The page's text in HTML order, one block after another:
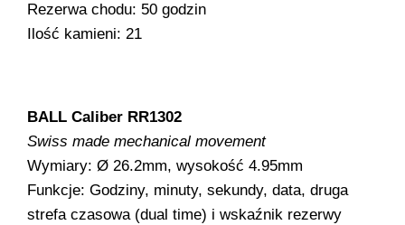
Rezerwa chodu: 50 godzin
Ilość kamieni: 21
BALL Caliber RR1302
Swiss made mechanical movement
Wymiary: Ø 26.2mm, wysokość 4.95mm
Funkcje: Godziny, minuty, sekundy, data, druga
strefa czasowa (dual time) i wskaźnik rezerwy